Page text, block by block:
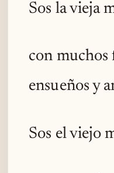
Sos la vieja
con muchos
ensueños y
Sos el viejo